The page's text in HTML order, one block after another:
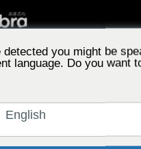
森林鳥巢／沖繩縣今歸仁村 在樹屋
。海の見える森カフェ
detected you might be
language. Do you want
English